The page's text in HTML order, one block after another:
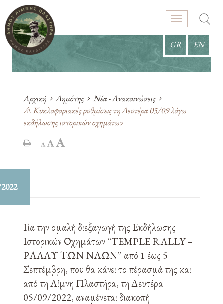
GR EN
Αρχική Δημότης
Νέα - Ανακοινώσεις
⚠️ Κυκλοφοριακές ρυθμίσεις τη Δευτέρα 05/09 λόγω
εκδήλωσης ιστορικών οχημάτων
Για την ομαλή διεξαγωγή της Εκδήλωσης
Ιστορικών Οχημάτων “TEMPLE RALLY –
ΡΑΛΛΥ ΤΩΝ ΝΑΩΝ” από 1 έως 5
Σεπτέμβρη, που θα κάνει το πέρασμά της και
από τη Λίμνη Πλαστήρα, τη Δευτέρα
05/09/2022, αναμένεται διακοπή